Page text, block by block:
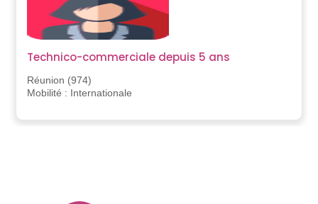
Technico-commerciale depuis 5 ans
Réunion (974)
Mobilité : Internationale